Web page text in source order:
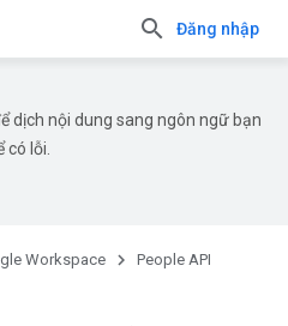
Đăng nhập
dịch nội dung sang ngôn ngữ bạn
lỗi.
Workspace
People API